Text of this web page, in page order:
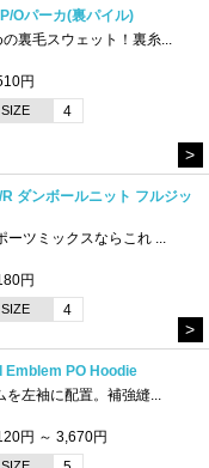
Oパーカ(裏パイル)
裏毛スウェット！裏糸...
円
SIZE 4
>
ダンボールニット フルジッ
ツミックスならこれ ...
円
SIZE 4
>
Emblem PO Hoodie
左袖に配置。補強縫...
円 ～ 3,670円